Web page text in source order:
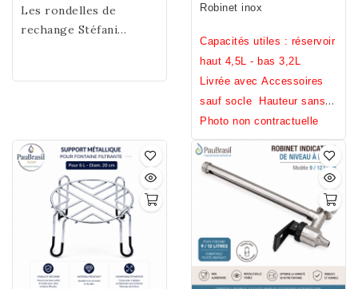
Les rondelles de
rechange Stéfani
permettent de sécuriser
la jonction entre le
réservoir inférieur et le
robinet, afin que seule
l’eau filtrée s’écoule
dans votre récipient.
Fabrication Française et
Robinet inox
Capacités utiles : réservoir
haut 4,5L - bas 3,2L
Livrée avec Accessoires
sauf socle
Hauteur sans
pied 31cm / Diamètre 23cm
/ Poids 7,2kg
Photo non contractuelle